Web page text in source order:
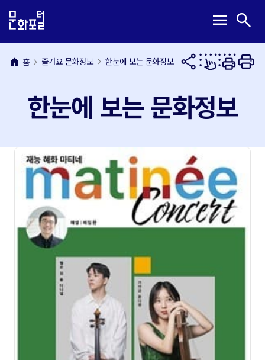
문
내
용
메
뉴
바
메
열
기
menu 검
열
기
search
home 홈 즐겨요 문화정보 한눈에 보는 문화정보
한눈에 보는 문화정보